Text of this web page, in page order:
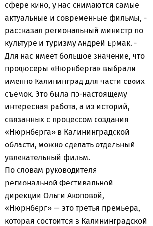
сфере кино, у нас снимаются самые
актуальные и современные фильмы, -
рассказал региональный министр по
культуре и туризму Андрей Ермак. -
Для нас имеет большое значение, что
продюсеры «Нюрнберга» выбрали
именно Калининград для части своих
съемок. Это была по-настоящему
интересная работа, а из историй,
связанных с процессом создания
«Нюрнберга» в Калининградской
области, можно сделать отдельный
увлекательный фильм.
По словам руководителя
региональной Фестивальной
дирекции Ольги Акоповой,
«Нюрнберг» — это третья премьера,
которая состоится в Калининградской